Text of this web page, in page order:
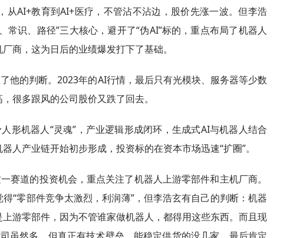
从AI+教育到AI+医疗，不管沾不沾边，股价先涨一波。但李浩
常识、路径”三大核心，避开了“伪AI”标的，重点布局了机器人
商，这为日后的业绩爆发打下了基础。
他的判断。2023年的AI行情，最后只有光模块、服务器等少数
很多跟风的公司股价又跌了回去。
形机器人“灵魂”，产业逻辑形成闭环，生成式AI与机器人结合
人产业链开始初步形成，投资标的在资本市场迅速“扩圈”。
赛道的投资机会，重点关注了机器人上游零部件和主机厂商。
“零部件竞争太激烈，利润薄”，但李浩玄有自己的判断：机器
游零部件，因为不管谁家做机器人，都得用这些东西。而且现